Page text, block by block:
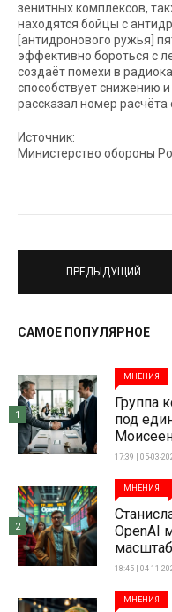
зенитных комплексов,
находятся бойцы с
[антидронового ружья]
эффективно бороться с
создаёт помехи в
способствует снижению
рассказал номер
Источник:
Министерство обороны
ПРЕДЫДУЩИЙ
САМОЕ ПОПУЛЯРНОЕ
МНЕНИЯ
Группа
под
17:39 | 05-03-
1
МНЕНИЯ
OpenAI
18:45 | 04-11-
2
МНЕНИЯ